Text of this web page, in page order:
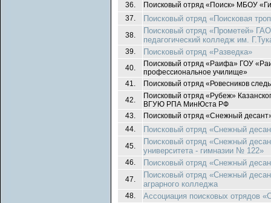
36.
Поисковый отряд «Поиск» МБОУ
37.
Поисковый отряд «Поисковая
38.
Поисковый отряд «Прометей»
педагогический колледж им.
39. Поисковый отряд «Разведка»
40.
Поисковый отряд «Раифа» ГОУ
профессиональное училище»
41.
Поисковый отряд «Ровесников
42.
Поисковый отряд «Рубеж»
ВГУЮ РПА МинЮста РФ
43.
Поисковый отряд «Снежный
44.
Поисковый отряд «Снежный
45.
Поисковый отряд «Снежный
университета - гимназии № 122»
46. Поисковый отряд «Снежный
47.
Поисковый отряд «Снежный
аграрного колледжа
48. Ассоциация поисковых отрядов